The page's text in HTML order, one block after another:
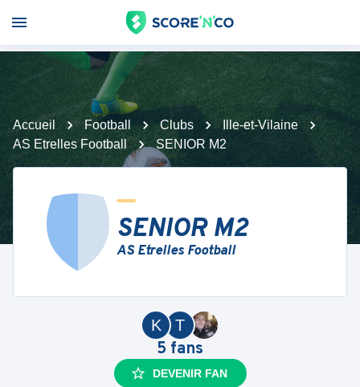
Accueil Football Clubs
Ille-et-Vilaine
AS Etrelles Football
SENIOR M2
SENIOR M2
AS Etrelles Football
T
K
5 fans
DEVENIR FAN